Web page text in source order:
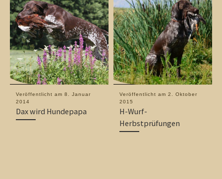
Veröffentlicht am 8. Januar
2014
Dax wird Hundepapa
Veröffentlicht am 2. Oktober
2015
H-Wurf-
Herbstprüfungen